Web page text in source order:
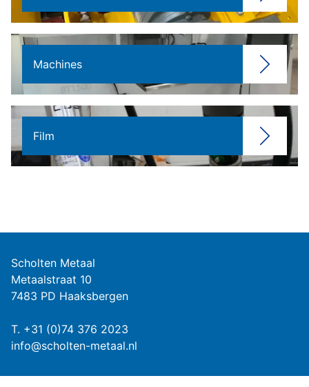
Machines
Film
Scholten Metaal
Metaalstraat 10
7483 PD Haaksbergen
T. +31 (0)74 376 2023
info@scholten-metaal.nl